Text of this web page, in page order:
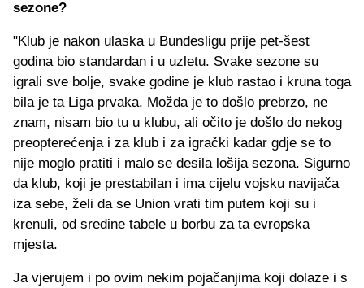
sezone?
"Klub je nakon ulaska u Bundesligu prije pet-šest
godina bio standardan i u uzletu. Svake sezone su
igrali sve bolje, svake godine je klub rastao i kruna toga
bila je ta Liga prvaka. Možda je to došlo prebrzo, ne
znam, nisam bio tu u klubu, ali očito je došlo do nekog
preopterećenja i za klub i za igrački kadar gdje se to
nije moglo pratiti i malo se desila lošija sezona. Sigurno
da klub, koji je prestabilan i ima cijelu vojsku navijača
iza sebe, želi da se Union vrati tim putem koji su i
krenuli, od sredine tabele u borbu za ta evropska
mjesta.
Ja vjerujem i po ovim nekim pojačanjima koji dolaze i s